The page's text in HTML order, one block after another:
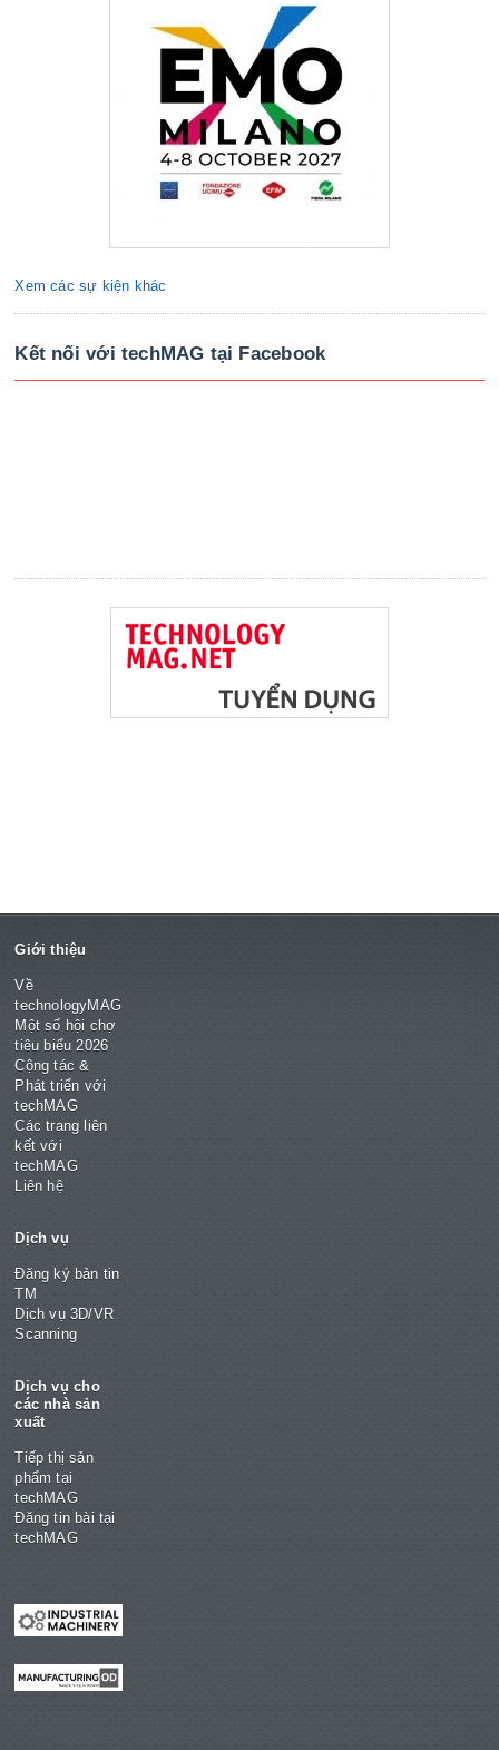
Xem các sự kiện khác
Kết nối với techMAG tại Facebook
Giới thiệu
Về
technologyMAG
Một số hội chợ
tiêu biểu 2026
Cộng tác &
Phát triển với
techMAG
Các trang liên
kết với
techMAG
Liên hệ
Dịch vụ
Đăng ký bản tin
TM
Dịch vụ 3D/VR
Scanning
Dịch vụ cho
các nhà sản
xuất
Tiếp thị sản
phẩm tại
techMAG
Đăng tin bài tại
techMAG